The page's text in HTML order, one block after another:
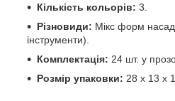
Кількість кольорів: 3.
Різновиди: Мікс форм
інструменти).
Комплектація: 24 шт. у
Розмір упаковки: 28 х 13 х